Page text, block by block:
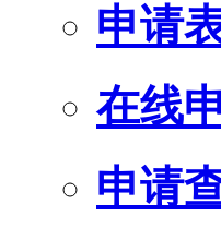
申请
在线
申请